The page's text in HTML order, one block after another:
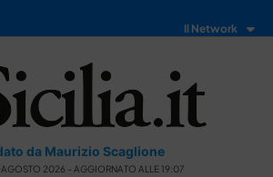
Il Network
da Maurizio Scaglione
2026 - AGGIORNATO ALLE 19:07